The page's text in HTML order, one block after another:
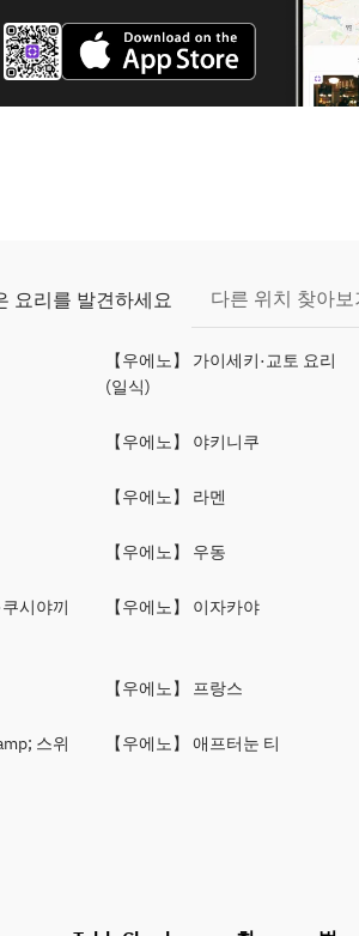
요리를 발견하세요 다른 위치 찾아보
【우에노】 가이세키·교토 요리
(일식)
【우에노】 야키니쿠
【우에노】 라멘
【우에노】 우동
쿠시야끼
【우에노】 이자카야
【우에노】 프랑스
스위
【우에노】 애프터눈 티